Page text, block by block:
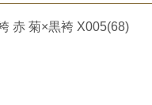
赤 菊×黒袴 X005(68)